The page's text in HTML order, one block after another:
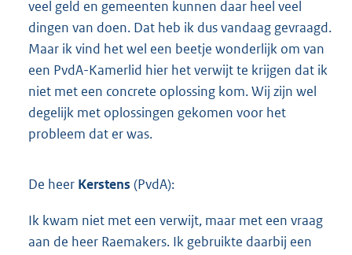
veel geld en gemeenten kunnen daar heel veel
dingen van doen. Dat heb ik dus vandaag gevraagd.
Maar ik vind het wel een beetje wonderlijk om van
een PvdA-Kamerlid hier het verwijt te krijgen dat ik
niet met een concrete oplossing kom. Wij zijn wel
degelijk met oplossingen gekomen voor het
probleem dat er was.
De heer Kerstens (PvdA):
Ik kwam niet met een verwijt, maar met een vraag
aan de heer Raemakers. Ik gebruikte daarbij een